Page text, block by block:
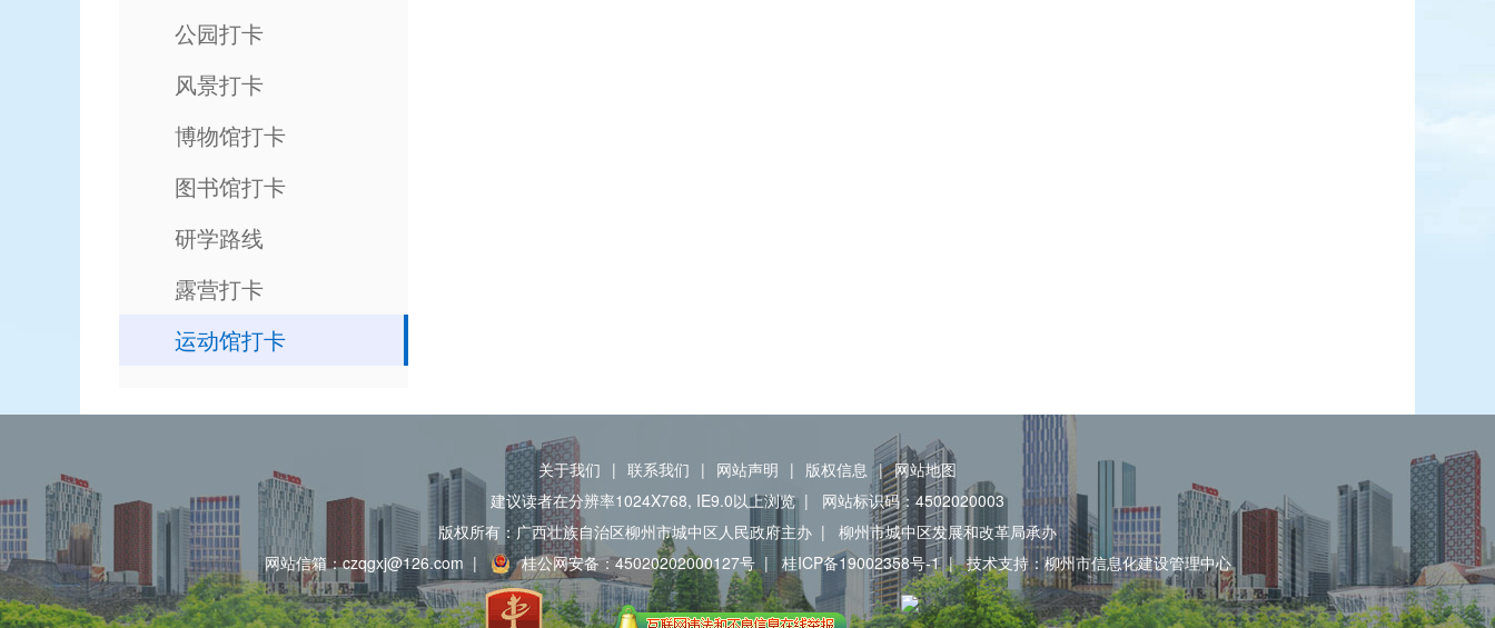
公园打卡
风景打卡
博物馆打卡
图书馆打卡
研学路线
露营打卡
运动馆打卡
关于我们 | 联系我们 | 网站声明 | 版权信息 | 网站地图
建议读者在分辨率1024X768, IE9.0以上浏览 |
网站标识码：4502020003
版权所有：广西壮族自治区柳州市城中区人民政府主办 |
柳州市城中区发展和改革局承办
网站信箱：czqgxj@126.com | 桂公网安备：45020202000127号 | 桂ICP备19002358号-1 | 技术支持：柳州市信息化建设管理中心